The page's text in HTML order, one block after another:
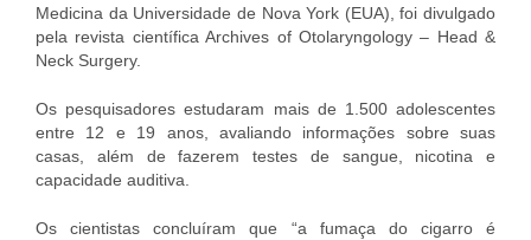
Medicina da Universidade de Nova York (EUA), foi divulgado
pela revista científica Archives of Otolaryngology – Head &
Neck Surgery.
Os pesquisadores estudaram mais de 1.500 adolescentes
entre 12 e 19 anos, avaliando informações sobre suas
casas, além de fazerem testes de sangue, nicotina e
capacidade auditiva.
Os cientistas concluíram que “a fumaça do cigarro é